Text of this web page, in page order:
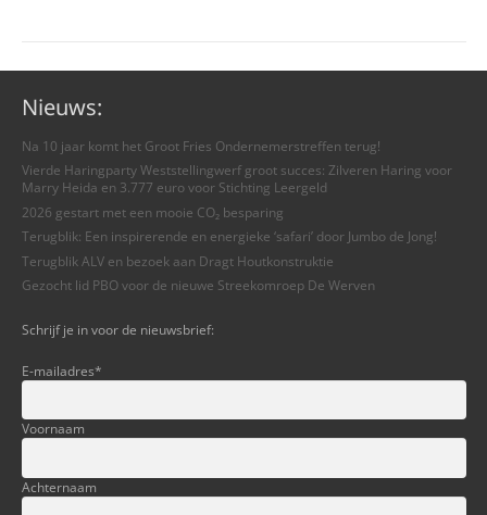
Nieuws:
Na 10 jaar komt het Groot Fries Ondernemerstreffen terug!
Vierde Haringparty Weststellingwerf groot succes: Zilveren Haring voor
Marry Heida en 3.777 euro voor Stichting Leergeld
2026 gestart met een mooie CO₂ besparing
Terugblik: Een inspirerende en energieke ‘safari’ door Jumbo de Jong!
Terugblik ALV en bezoek aan Dragt Houtkonstruktie
Gezocht lid PBO voor de nieuwe Streekomroep De Werven
Schrijf je in voor de nieuwsbrief:
E-mailadres*
Voornaam
Achternaam